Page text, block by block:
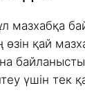
мазхабқа
қай
үшін тек